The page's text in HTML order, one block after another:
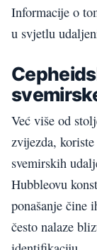
Informacije o
u svjetlu
Već više od
zvijezda,
svemirskih
Hubbleovu
ponašanje čine
često nalaze